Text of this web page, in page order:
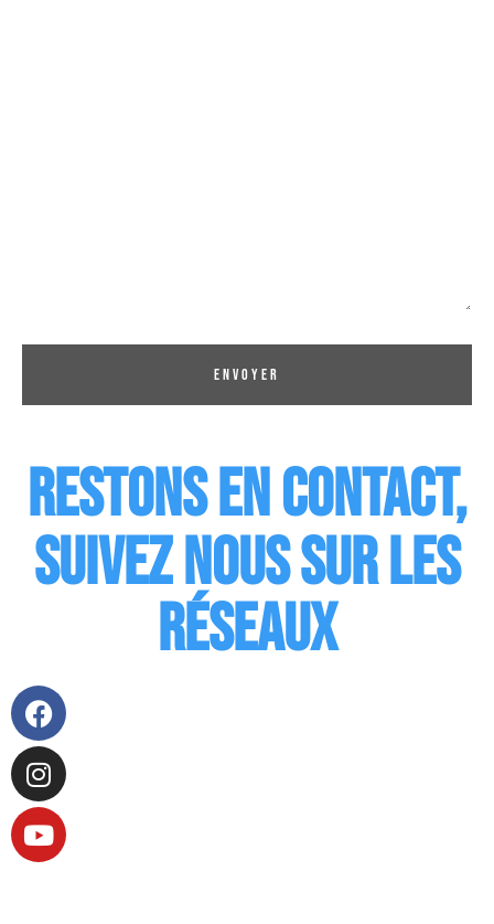
Restons en contact,
suivez nous sur les
réseaux